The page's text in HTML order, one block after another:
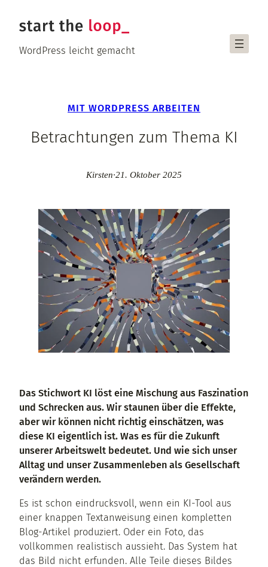
Inhalt
WordPress leicht gemacht
MIT WORDPRESS ARBEITEN
Betrachtungen zum Thema KI
Kirsten·21. Oktober 2025
Das Stichwort KI löst eine Mischung aus Faszination
und Schrecken aus. Wir staunen über die Effekte,
aber wir können nicht richtig einschätzen, was
diese KI eigentlich ist. Was es für die Zukunft
unserer Arbeitswelt bedeutet. Und wie sich unser
Alltag und unser Zusammenleben als Gesellschaft
verändern werden.
Es ist schon eindrucksvoll, wenn ein KI-Tool aus
einer knappen Textanweisung einen kompletten
Blog-Artikel produziert. Oder ein Foto, das
vollkommen realistisch aussieht. Das System hat
das Bild nicht erfunden. Alle Teile dieses Bildes